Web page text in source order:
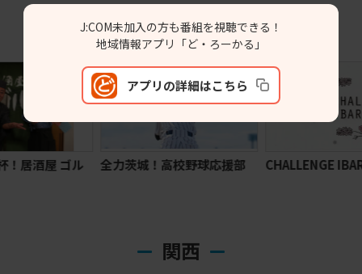
関東
全力茨城！高校野球応援部 CHALLENGE IBARAKI
関西
J:COM未加入の方も番組を視聴できる！
地域情報アプリ「ど・ろーかる」
アプリの詳細はこちら